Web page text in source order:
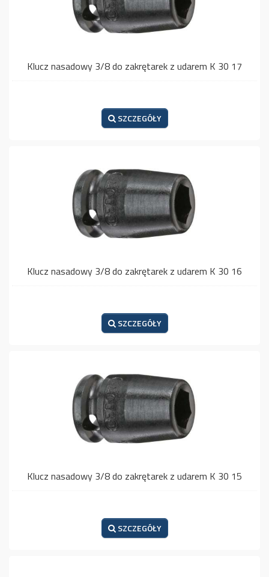
Klucz nasadowy 3/8 do zakrętarek z udarem K 30 17
SZCZEGÓŁY
Klucz nasadowy 3/8 do zakrętarek z udarem K 30 16
SZCZEGÓŁY
Klucz nasadowy 3/8 do zakrętarek z udarem K 30 15
SZCZEGÓŁY